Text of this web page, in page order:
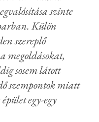
szinte
Külön
szereplő
megoldásokat,
sosem látott
szempontok miatt
egy-egy